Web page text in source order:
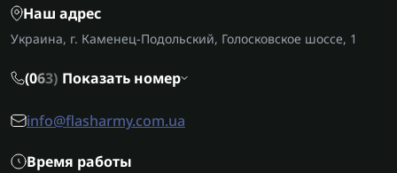
Наш адрес
Украина, г. Каменец-Подольский, Голосковское шоссе, 1
(063) Показать номер
info@flasharmy.com.ua
Время работы